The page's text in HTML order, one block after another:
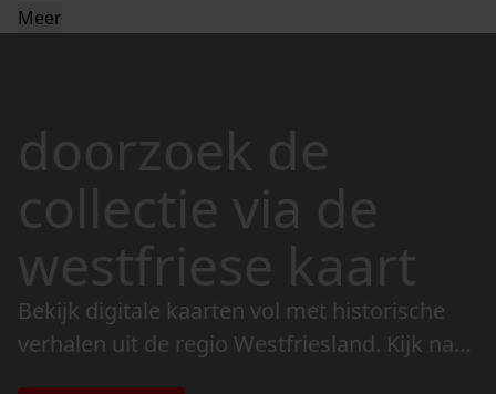
Meer
doorzoek de
collectie via de
westfriese kaart
Bekijk digitale kaarten vol met historische
verhalen uit de regio Westfriesland. Kijk naar